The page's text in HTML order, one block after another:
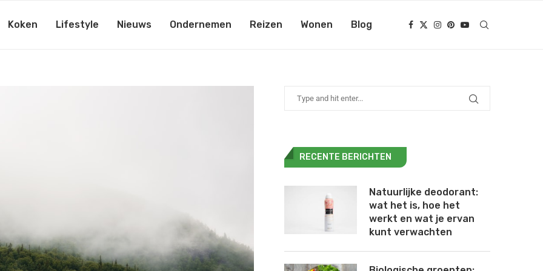
Koken Lifestyle Nieuws Ondernemen Reizen Wonen Blog
RECENTE BERICHTEN
Natuurlijke deodorant:
wat het is, hoe het
werkt en wat je ervan
kunt verwachten